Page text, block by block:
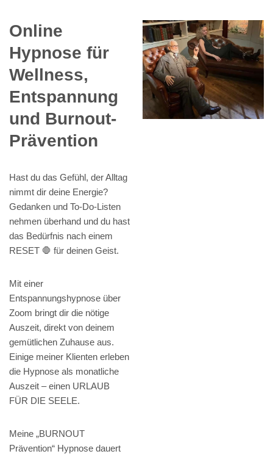
Online
Hypnose für
Wellness,
Entspannung
und Burnout-
Prävention
Hast du das Gefühl, der Alltag
nimmt dir deine Energie?
Gedanken und To-Do-Listen
nehmen überhand und du hast
das Bedürfnis nach einem
RESET 🛑 für deinen Geist.
Mit einer
Entspannungshypnose über
Zoom bringt dir die nötige
Auszeit, direkt von deinem
gemütlichen Zuhause aus.
Einige meiner Klienten erleben
die Hypnose als monatliche
Auszeit – einen URLAUB
FÜR DIE SEELE.
Meine „BURNOUT
Prävention“ Hypnose dauert